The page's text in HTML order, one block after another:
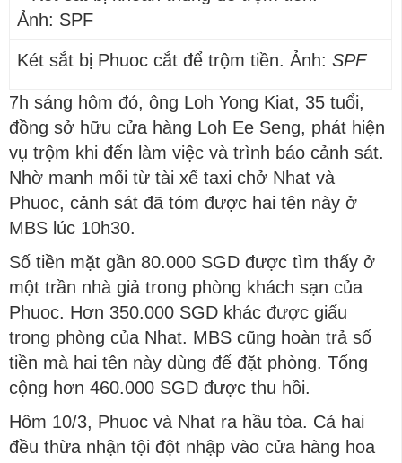
Két sắt bị Phuoc cắt để trộm tiền. Ảnh: SPF
7h sáng hôm đó, ông Loh Yong Kiat, 35 tuổi,
đồng sở hữu cửa hàng Loh Ee Seng, phát hiện
vụ trộm khi đến làm việc và trình báo cảnh sát.
Nhờ manh mối từ tài xế taxi chở Nhat và
Phuoc, cảnh sát đã tóm được hai tên này ở
MBS lúc 10h30.
Số tiền mặt gần 80.000 SGD được tìm thấy ở
một trần nhà giả trong phòng khách sạn của
Phuoc. Hơn 350.000 SGD khác được giấu
trong phòng của Nhat. MBS cũng hoàn trả số
tiền mà hai tên này dùng để đặt phòng. Tổng
cộng hơn 460.000 SGD được thu hồi.
Hôm 10/3, Phuoc và Nhat ra hầu tòa. Cả hai
đều thừa nhận tội đột nhập vào cửa hàng hoa